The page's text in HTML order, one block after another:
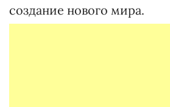
создание нового мира.